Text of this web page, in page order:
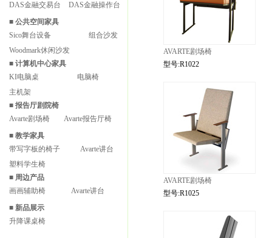
DAS金融交易台
DAS金融操作台
■ 公共空间家具
Sico舞台设备
组合沙发
Woodmark休闲沙发
■ 计算机中心家具
KI电脑桌
电脑椅
主机架
■ 报告厅剧院椅
Avarte剧场椅
Avarte报告厅椅
■ 教学家具
带写字板的椅子
Avarte讲台
塑料学生椅
■ 周边产品
画画辅助椅
Avarte讲台
■ 新品展示
升降课桌椅
AVARTE剧场椅
型号:R1022
AVARTE剧场椅
型号:R1025